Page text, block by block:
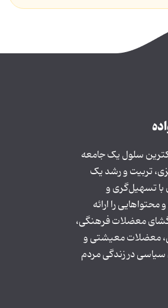
سلول یک جامعه
تربیت و رشد یک
با تسهیل‌گری و
را ارائه
معضلات فرهنگی،
معضلات معیشتی و
در زندگی مردم